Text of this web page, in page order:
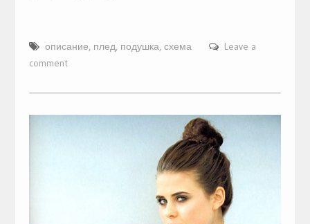
описание, плед, подушка, схема
Leave a
comment